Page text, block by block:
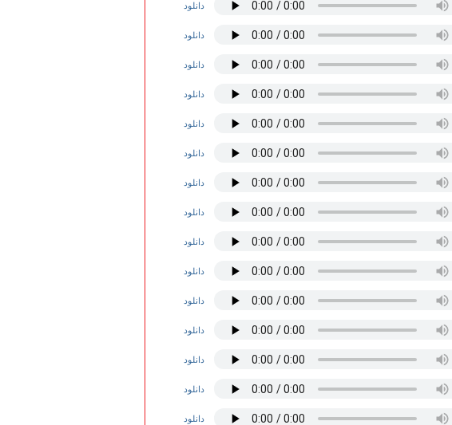
دانلود
دانلود
دانلود
دانلود
دانلود
دانلود
دانلود
دانلود
دانلود
دانلود
دانلود
دانلود
دانلود
دانلود
دانلود